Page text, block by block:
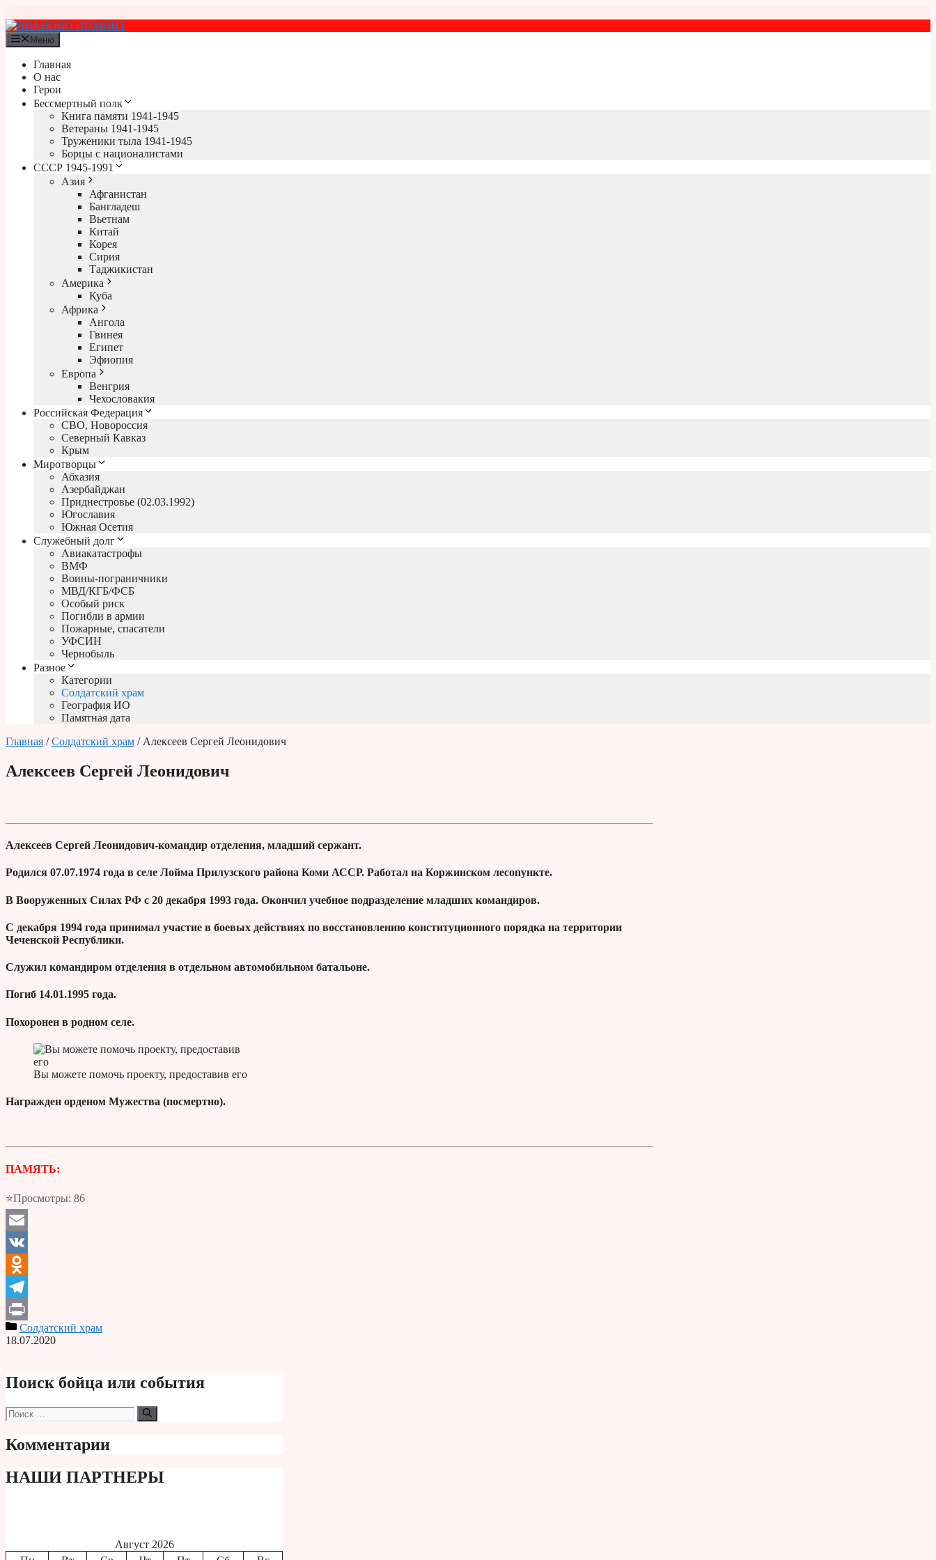
к
содержимому
Меню
Главная
О нас
Герои
Бессмертный полк
Книга памяти 1941-1945
Ветераны 1941-1945
Труженики тыла 1941-1945
Борцы с националистами
СССР 1945-1991
Азия
Афганистан
Бангладеш
Вьетнам
Китай
Корея
Сирия
Таджикистан
Америка
Куба
Африка
Ангола
Гвинея
Египет
Эфиопия
Европа
Венгрия
Чехословакия
Российская Федерация
СВО, Новороссия
Северный Кавказ
Крым
Миротворцы
Абхазия
Азербайджан
Приднестровье (02.03.1992)
Югославия
Южная Осетия
Служебный долг
Авиакатастрофы
ВМФ
Воины-пограничники
МВД/КГБ/ФСБ
Особый риск
Погибли в армии
Пожарные, спасатели
УФСИН
Чернобыль
Разное
Категории
Солдатский храм
География ИО
Памятная дата
Главная /Солдатский храм / Алексеев Сергей Леонидович
Алексеев Сергей Леонидович
Алексеев Сергей Леонидович-командир отделения, младший сержант.
Родился 07.07.1974 года в селе Лойма Прилузского района Коми АССР. Работал на Коржинском лесопункте.
В Вооруженных Силах РФ с 20 декабря 1993 года. Окончил учебное подразделение младших командиров.
С декабря 1994 года принимал участие в боевых действиях по восстановлению конституционного порядка на территории
Чеченской Республики.
Служил командиром отделения в отдельном автомобильном батальоне.
Погиб 14.01.1995 года.
Похоронен в родном селе.
Вы можете помочь проекту, предоставив его
Награжден орденом Мужества (посмертно).
ПАМЯТЬ:
⭐Просмотры: 86
Email
VK
Odnoklassniki
Telegram
PrintСолдатский храм
18.07.2020
Поиск бойца или события
Поиск:
Комментарии
НАШИ ПАРТНЕРЫ
Август 2026